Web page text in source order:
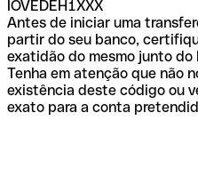
IOVEDEH1XXX
Antes de iniciar uma
partir do seu banco,
exatidão do mesmo junto
Tenha em atenção que não
existência deste código ou
exato para a conta